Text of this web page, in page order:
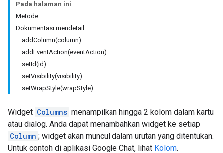
Pada halaman ini
Metode
Dokumentasi mendetail
addColumn(column)
addEventAction(eventAction)
setId(id)
setVisibility(visibility)
setWrapStyle(wrapStyle)
Widget Columns menampilkan hingga 2 kolom dalam kartu
atau dialog. Anda dapat menambahkan widget ke setiap
Column ; widget akan muncul dalam urutan yang ditentukan.
Untuk contoh di aplikasi Google Chat, lihat Kolom.